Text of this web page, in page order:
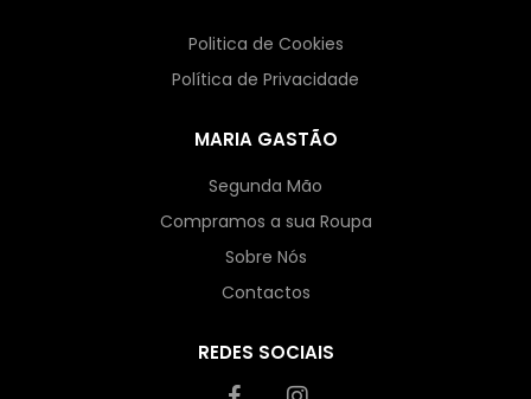
Politica de Cookies
Política de Privacidade
MARIA GASTÃO
Segunda Mão
Compramos a sua Roupa
Sobre Nós
Contactos
REDES SOCIAIS